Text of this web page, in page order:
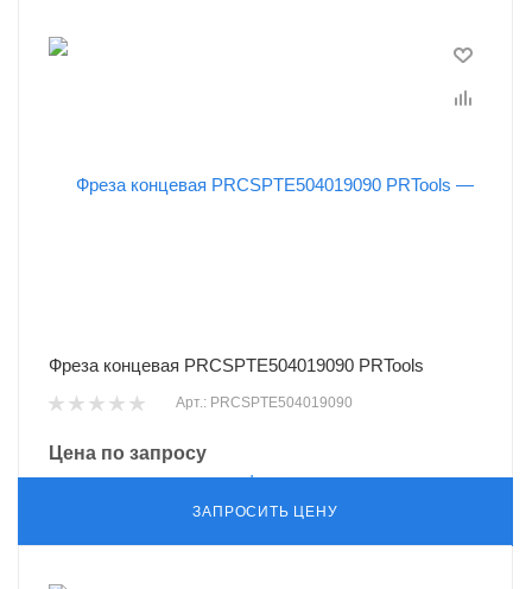
Фреза концевая PRCSPTE504019090 PRTools
Арт.: PRCSPTE504019090
Цена по запросу
ЗАПРОСИТЬ ЦЕНУ